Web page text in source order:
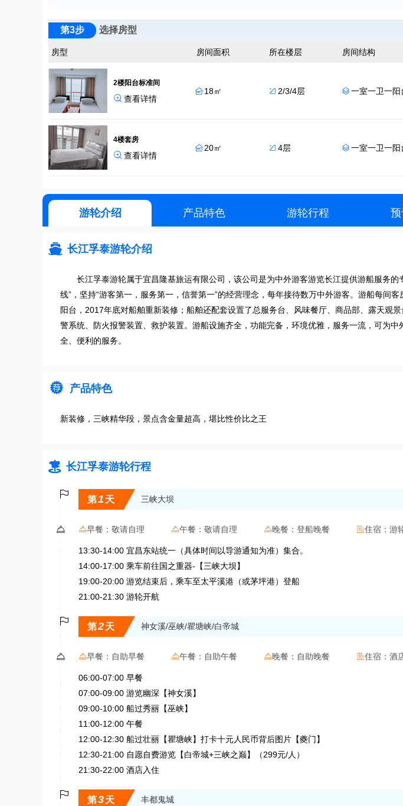
第3步 选择房型
房型 房间面积 所在楼层 房间结构
2楼阳台标准间
 查看详情
 18㎡  2/3/4层  一室一卫一阳
4楼套房
 查看详情
 20㎡  4层  一室一卫一阳
游轮介绍 产品特色 游轮行程
 长江孚泰游轮介绍
长江孚泰游轮属于宜昌隆基旅运有限公司，该公司是为中外游客游览长江提供游船服务
线”，坚持“游客第一，服务第一，信誉第一”的经营理念，每年接待数万中外游客。游船每间
阳台，2017年底对船舶重新装修；船舶还配套设置了总服务台、风味餐厅、商品部、露天观
警系统、防火报警装置、救护装置。游船设施齐全，功能完备，环境优雅，服务一流，可为
全、便利的服务。
 产品特色
新装修，三峡精华段，景点含金量超高，堪比性价比之王
 长江孚泰游轮行程

第1 天 三峡大坝
 早餐： 敬请自理 午餐： 敬请自理 晚餐： 登船晚餐 住宿： 游
13:30-14:00 宜昌东站统一（具体时间以导游通知为准）集合。
14:00-17:00 乘车前往国之重器-【三峡大坝】
19:00-20:00 游览结束后，乘车至太平溪港（或茅坪港）登船
21:00-21:30 游轮开航

第2天 神女溪/巫峡/瞿塘峡/白帝城
 早餐： 自助早餐 午餐： 自助午餐 晚餐： 自助晚餐 住宿： 酒
06:00-07:00 早餐
07:00-09:00 游览幽深【神女溪】
09:00-10:00 船过秀丽【巫峡】
11:00-12:00 午餐
12:00-12:30 船过壮丽【瞿塘峡】打卡十元人民币背后图片【夔门】
12:30-21:00 自愿自费游览【白帝城+三峡之巅】（299元/人）
21:30-22:00 酒店入住

第3天 丰都鬼城